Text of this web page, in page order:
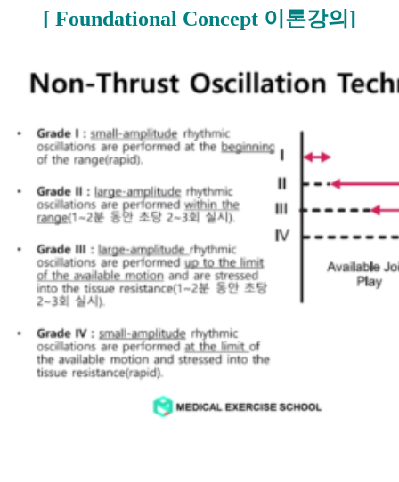
[ Foundational Concept 이론강의]